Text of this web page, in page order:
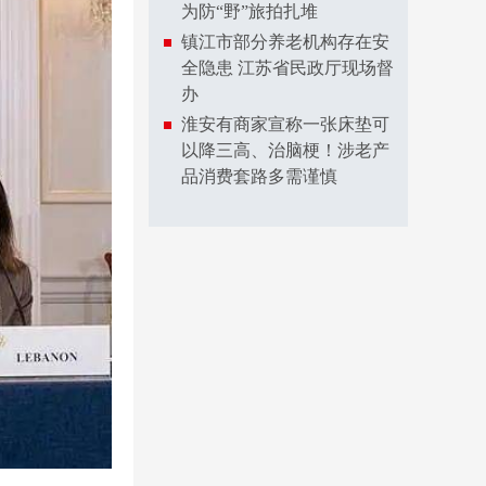
为防“野”旅拍扎堆
镇江市部分养老机构存在安
全隐患 江苏省民政厅现场督
办
淮安有商家宣称一张床垫可
以降三高、治脑梗！涉老产
品消费套路多需谨慎